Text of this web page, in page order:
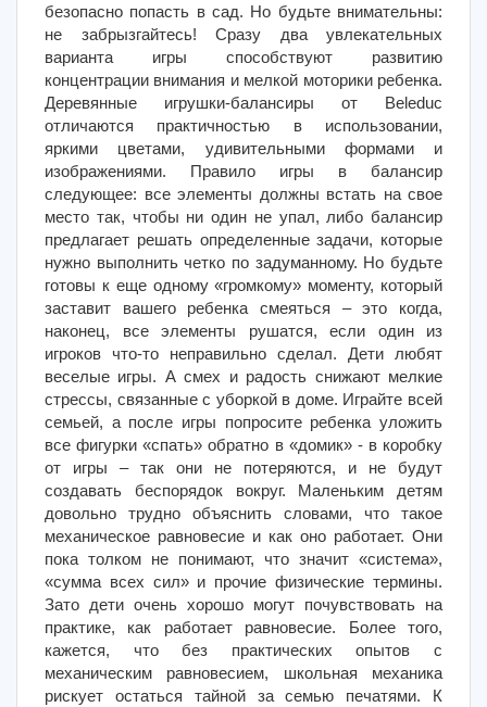
безопасно попасть в сад. Но будьте внимательны:
не забрызгайтесь! Сразу два увлекательных
варианта игры способствуют развитию
концентрации внимания и мелкой моторики ребенка.
Деревянные игрушки-балансиры от Beleduc
отличаются практичностью в использовании,
яркими цветами, удивительными формами и
изображениями. Правило игры в балансир
следующее: все элементы должны встать на свое
место так, чтобы ни один не упал, либо балансир
предлагает решать определенные задачи, которые
нужно выполнить четко по задуманному. Но будьте
готовы к еще одному «громкому» моменту, который
заставит вашего ребенка смеяться – это когда,
наконец, все элементы рушатся, если один из
игроков что-то неправильно сделал. Дети любят
веселые игры. А смех и радость снижают мелкие
стрессы, связанные с уборкой в доме. Играйте всей
семьей, а после игры попросите ребенка уложить
все фигурки «спать» обратно в «домик» - в коробку
от игры – так они не потеряются, и не будут
создавать беспорядок вокруг. Маленьким детям
довольно трудно объяснить словами, что такое
механическое равновесие и как оно работает. Они
пока толком не понимают, что значит «система»,
«сумма всех сил» и прочие физические термины.
Зато дети очень хорошо могут почувствовать на
практике, как работает равновесие. Более того,
кажется, что без практических опытов с
механическим равновесием, школьная механика
рискует остаться тайной за семью печатями. К